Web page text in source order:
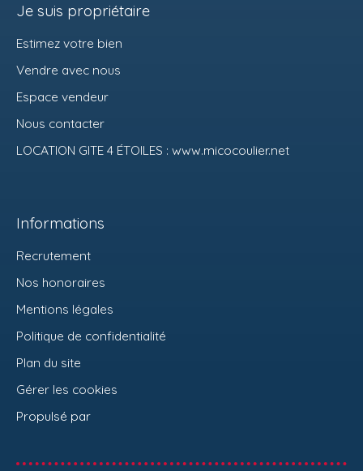
Je suis propriétaire
Estimez votre bien
Vendre avec nous
Espace vendeur
Nous contacter
LOCATION GITE 4 ÉTOILES : www.micocoulier.net
Informations
Recrutement
Nos honoraires
Mentions légales
Politique de confidentialité
Plan du site
Gérer les cookies
Propulsé par